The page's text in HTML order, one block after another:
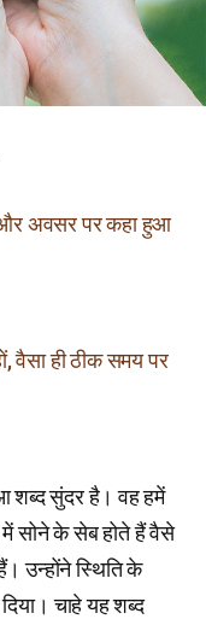
और अवसर पर कहा हुआ
वैसा ही ठीक समय पर
शब्द सुंदर है। वह हमें
में सोने के सेब होते हैं वैसे
उन्होंने स्थिति के
चाहे यह शब्द